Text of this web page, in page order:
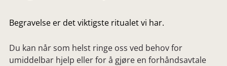
Begravelse er det viktigste ritualet vi har.
Du kan når som helst ringe oss ved behov for
umiddelbar hjelp eller for å gjøre en forhåndsavtale